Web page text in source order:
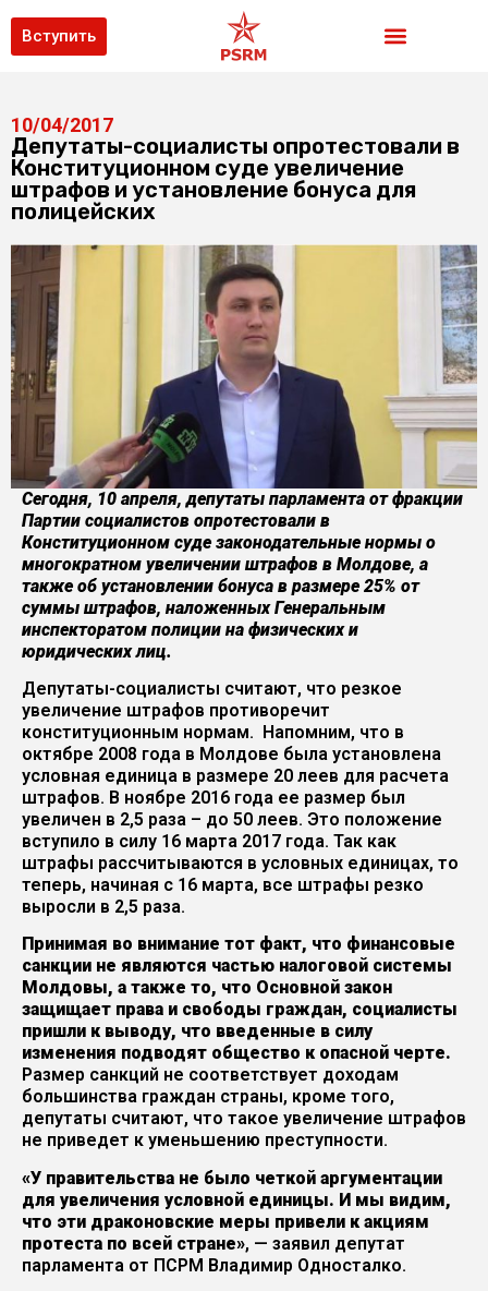
Вступить
10/04/2017
Депутаты-социалисты опротестовали в
Конституционном суде увеличение
штрафов и установление бонуса для
полицейских
Сегодня, 10 апреля, депутаты парламента от фракции
Партии социалистов опротестовали в
Конституционном суде законодательные нормы о
многократном увеличении штрафов в Молдове, а
также об установлении бонуса в размере 25% от
суммы штрафов, наложенных Генеральным
инспекторатом полиции на физических и
юридических лиц.
Депутаты-социалисты считают, что резкое
увеличение штрафов противоречит
конституционным нормам. Напомним, что в
октябре 2008 года в Молдове была установлена
условная единица в размере 20 леев для расчета
штрафов. В ноябре 2016 года ее размер был
увеличен в 2,5 раза – до 50 леев. Это положение
вступило в силу 16 марта 2017 года. Так как
штрафы рассчитываются в условных единицах, то
теперь, начиная с 16 марта, все штрафы резко
выросли в 2,5 раза.
Принимая во внимание тот факт, что финансовые
санкции не являются частью налоговой системы
Молдовы, а также то, что Основной закон
защищает права и свободы граждан, социалисты
пришли к выводу, что введенные в силу
изменения подводят общество к опасной черте.
Размер санкций не соответствует доходам
большинства граждан страны, кроме того,
депутаты считают, что такое увеличение штрафов
не приведет к уменьшению преступности.
«У правительства не было четкой аргументации
для увеличения условной единицы. И мы видим,
что эти драконовские меры привели к акциям
протеста по всей стране», — заявил депутат
парламента от ПСРМ Владимир Односталко.